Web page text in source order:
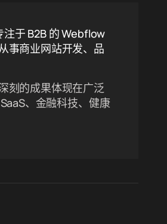
于 B2B 的 Webflow
事商业网站开发、品
刻的成果体现在广泛
、金融科技、健康